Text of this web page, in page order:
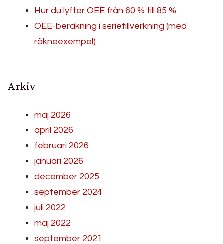
Hur du lyfter OEE från 60 % till 85 %
OEE-beräkning i serietillverkning (med
räkneexempel)
Arkiv
maj 2026
april 2026
februari 2026
januari 2026
december 2025
september 2024
juli 2022
maj 2022
september 2021